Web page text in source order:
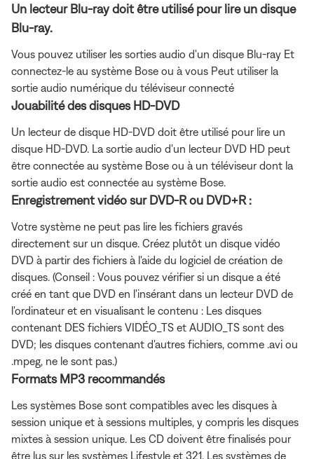
Un lecteur Blu-ray doit être utilisé pour lire un disque
Blu-ray.
Vous pouvez utiliser les sorties audio d'un disque Blu-ray Et
connectez-le au système Bose ou à vous Peut utiliser la
sortie audio numérique du téléviseur connecté
Jouabilité des disques HD-DVD
Un lecteur de disque HD-DVD doit être utilisé pour lire un
disque HD-DVD. La sortie audio d'un lecteur DVD HD peut
être connectée au système Bose ou à un téléviseur dont la
sortie audio est connectée au système Bose.
Enregistrement vidéo sur DVD-R ou DVD+R :
Votre système ne peut pas lire les fichiers gravés
directement sur un disque. Créez plutôt un disque vidéo
DVD à partir des fichiers à l'aide du logiciel de création de
disques. (Conseil : Vous pouvez vérifier si un disque a été
créé en tant que DVD en l'insérant dans un lecteur DVD de
l'ordinateur et en visualisant le contenu : Les disques
contenant DES fichiers VIDÉO_TS et AUDIO_TS sont des
DVD; les disques contenant d'autres fichiers, comme .avi ou
.mpeg, ne le sont pas.)
Formats MP3 recommandés
Les systèmes Bose sont compatibles avec les disques à
session unique et à sessions multiples, y compris les disques
mixtes à session unique. Les CD doivent être finalisés pour
être lus sur les systèmes Lifestyle et 321. Les systèmes de